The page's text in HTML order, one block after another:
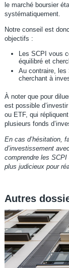
le marché boursier
systématiquement.
Notre conseil est
objectifs :
Les SCPI vous
équilibré et
Au contraire, les
cherchant à
À noter que pour
est possible
ou ETF, qui
plusieurs fonds
En cas d’hésitation,
d’investissement
comprendre les
plus judicieux pour
Autres